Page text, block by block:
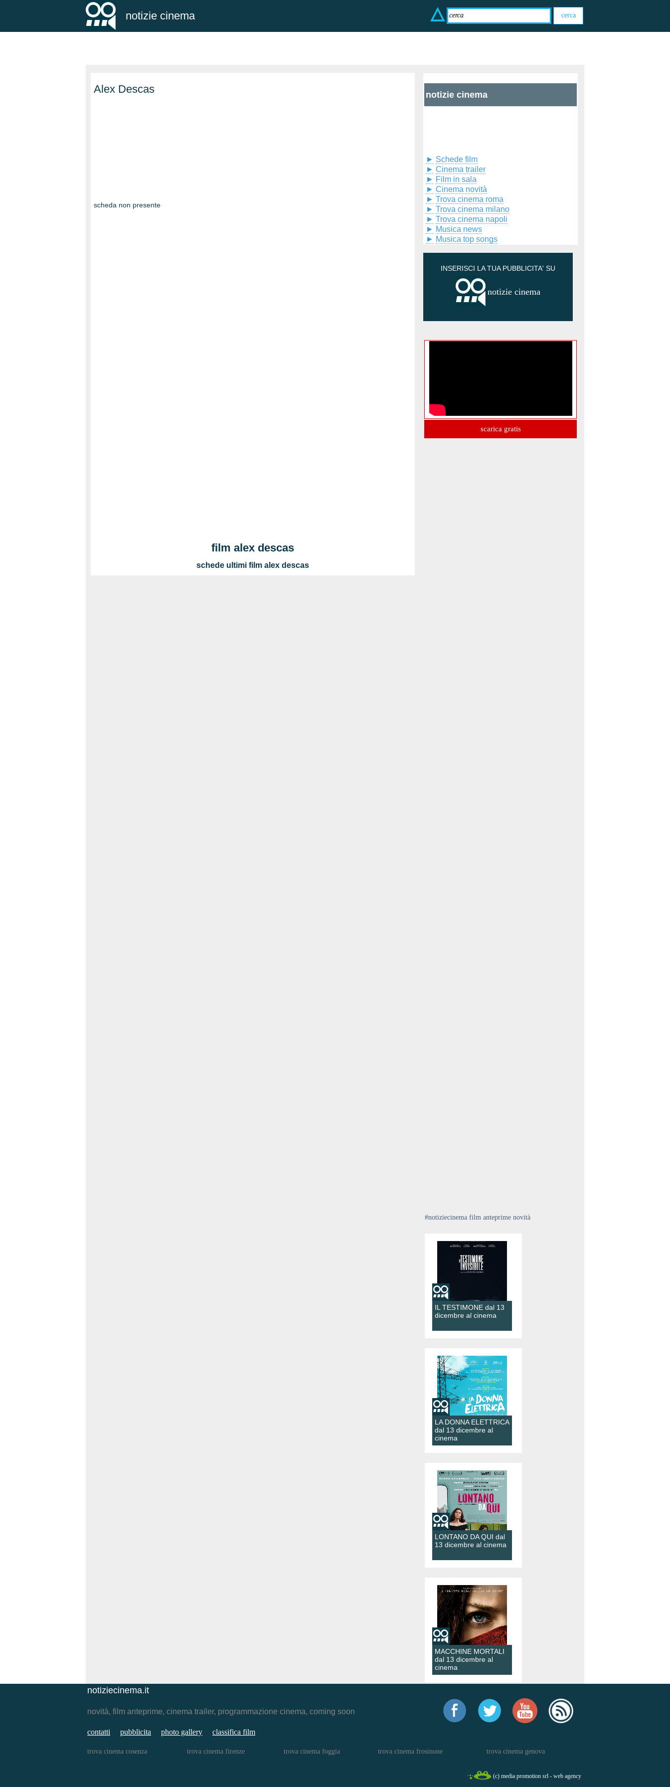
notizie cinema
Alex Descas
scheda non presente
film alex descas
schede ultimi film alex descas
notizie cinema
► Schede film
► Cinema trailer
► Film in sala
► Cinema novità
► Trova cinema roma
► Trova cinema milano
► Trova cinema napoli
► Musica news
► Musica top songs
INSERISCI LA TUA PUBBLICITA' SU
notizie cinema
scarica gratis
#notiziecinema film anteprime novità
IL TESTIMONE dal 13
dicembre al cinema
LA DONNA ELETTRICA
dal 13 dicembre al
cinema
LONTANO DA QUI dal
13 dicembre al cinema
MACCHINE MORTALI
dal 13 dicembre al
cinema
notiziecinema.it
novità, film anteprime, cinema trailer, programmazione cinema, coming soon
contatti pubblicita photo gallery classifica film
trova cinema cosenza trova cinema firenze trova cinema foggia trova cinema frosinone trova cinema genova
(c) media promotion srl - web agency